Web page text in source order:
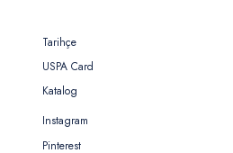
Tarihçe
USPA Card
Katalog
Instagram
Pinterest